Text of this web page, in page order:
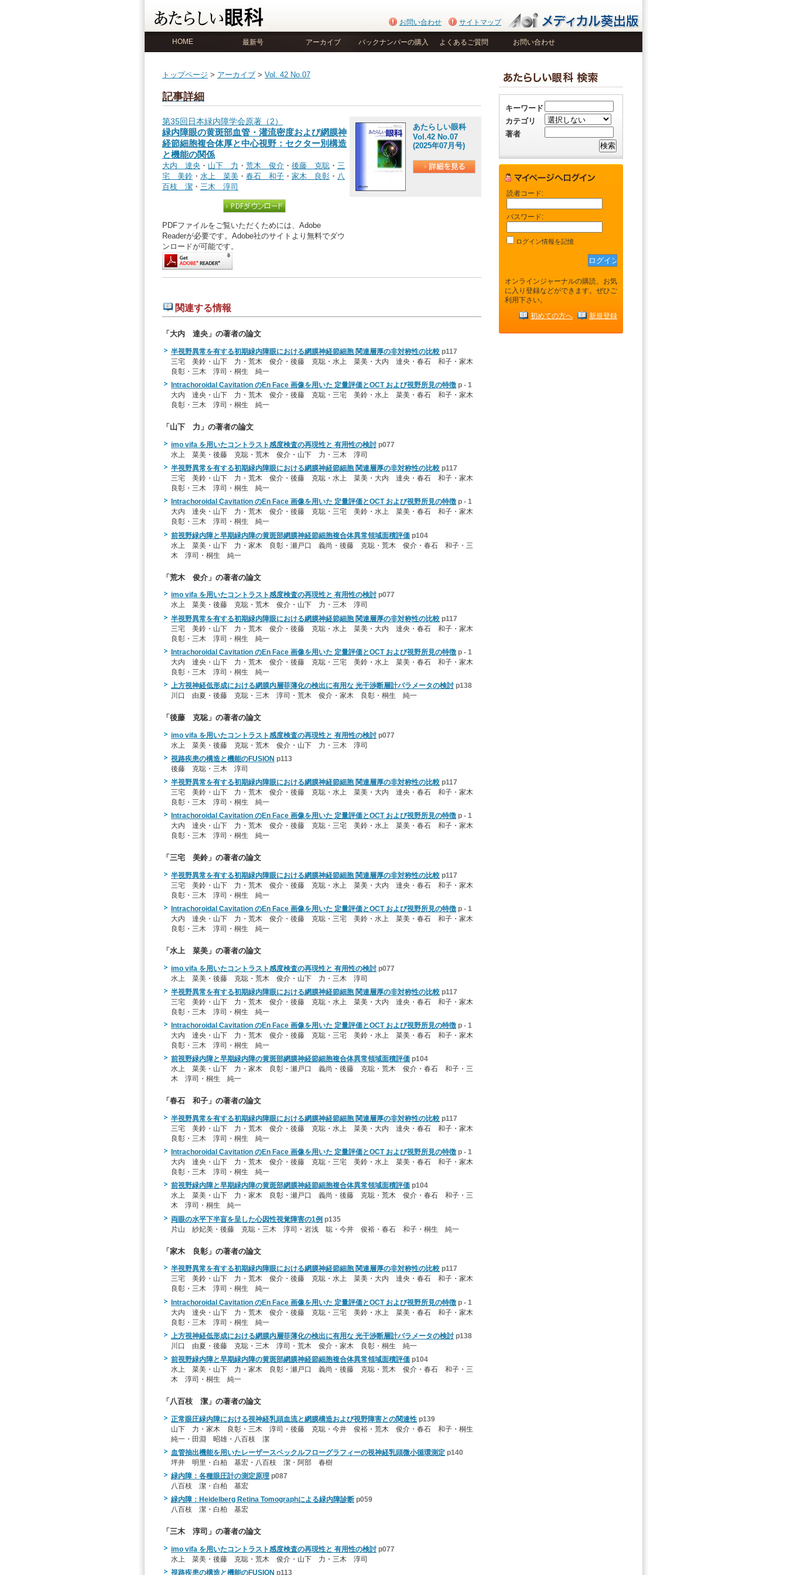
お問い合わせ サイトマップ
HOME 最新号 アーカイブ バックナンバーの購入 よくあるご質問 お問い合わせ
トップページ > アーカイブ > Vol. 42 No.07
記事詳細
あたらしい眼科
Vol.42 No.07
(2025年07月号)
第35回日本緑内障学会原著（2）
緑内障眼の黄斑部血管・灌流密度および網膜神
経節細胞複合体厚と中心視野：セクター別構造
と機能の関係
大内 達央 ・ 山下 力 ・ 荒木 俊介 ・ 後藤 克聡 ・ 三
宅 美鈴 ・ 水上 菜美 ・ 春石 和子 ・ 家木 良彰 ・ 八
百枝 潔 ・ 三木 淳司
PDFファイルをご覧いただくためには、Adobe
Readerが必要です。Adobe社のサイトより無料でダウ
ンロードが可能です。
関連する情報
「大内 達央」の著者の論文
半視野異常を有する初期緑内障眼における網膜神経節細胞 関連層厚の非対称性の比較 p117
三宅 美鈴・山下 力・荒木 俊介・後藤 克聡・水上 菜美・大内 達央・春石 和子・家木
良彰・三木 淳司・桐生 純一
Intrachoroidal Cavitation のEn Face 画像を用いた 定量評価とOCT および視野所見の特徴 p - 1
大内 達央・山下 力・荒木 俊介・後藤 克聡・三宅 美鈴・水上 菜美・春石 和子・家木
良彰・三木 淳司・桐生 純一
「山下 力」の著者の論文
imo vifa を用いたコントラスト感度検査の再現性と 有用性の検討 p077
水上 菜美・後藤 克聡・荒木 俊介・山下 力・三木 淳司
半視野異常を有する初期緑内障眼における網膜神経節細胞 関連層厚の非対称性の比較 p117
三宅 美鈴・山下 力・荒木 俊介・後藤 克聡・水上 菜美・大内 達央・春石 和子・家木
良彰・三木 淳司・桐生 純一
Intrachoroidal Cavitation のEn Face 画像を用いた 定量評価とOCT および視野所見の特徴 p - 1
大内 達央・山下 力・荒木 俊介・後藤 克聡・三宅 美鈴・水上 菜美・春石 和子・家木
良彰・三木 淳司・桐生 純一
前視野緑内障と早期緑内障の黄斑部網膜神経節細胞複合体異常領域面積評価 p104
水上 菜美・山下 力・家木 良彰・瀬戸口 義尚・後藤 克聡・荒木 俊介・春石 和子・三
木 淳司・桐生 純一
「荒木 俊介」の著者の論文
imo vifa を用いたコントラスト感度検査の再現性と 有用性の検討 p077
水上 菜美・後藤 克聡・荒木 俊介・山下 力・三木 淳司
半視野異常を有する初期緑内障眼における網膜神経節細胞 関連層厚の非対称性の比較 p117
三宅 美鈴・山下 力・荒木 俊介・後藤 克聡・水上 菜美・大内 達央・春石 和子・家木
良彰・三木 淳司・桐生 純一
Intrachoroidal Cavitation のEn Face 画像を用いた 定量評価とOCT および視野所見の特徴 p - 1
大内 達央・山下 力・荒木 俊介・後藤 克聡・三宅 美鈴・水上 菜美・春石 和子・家木
良彰・三木 淳司・桐生 純一
上方視神経低形成における網膜内層菲薄化の検出に有用な 光干渉断層計パラメータの検討 p138
川口 由夏・後藤 克聡・三木 淳司・荒木 俊介・家木 良彰・桐生 純一
「後藤 克聡」の著者の論文
imo vifa を用いたコントラスト感度検査の再現性と 有用性の検討 p077
水上 菜美・後藤 克聡・荒木 俊介・山下 力・三木 淳司
視路疾患の構造と機能のFUSION p113
後藤 克聡・三木 淳司
半視野異常を有する初期緑内障眼における網膜神経節細胞 関連層厚の非対称性の比較 p117
三宅 美鈴・山下 力・荒木 俊介・後藤 克聡・水上 菜美・大内 達央・春石 和子・家木
良彰・三木 淳司・桐生 純一
Intrachoroidal Cavitation のEn Face 画像を用いた 定量評価とOCT および視野所見の特徴 p - 1
大内 達央・山下 力・荒木 俊介・後藤 克聡・三宅 美鈴・水上 菜美・春石 和子・家木
良彰・三木 淳司・桐生 純一
「三宅 美鈴」の著者の論文
半視野異常を有する初期緑内障眼における網膜神経節細胞 関連層厚の非対称性の比較 p117
三宅 美鈴・山下 力・荒木 俊介・後藤 克聡・水上 菜美・大内 達央・春石 和子・家木
良彰・三木 淳司・桐生 純一
Intrachoroidal Cavitation のEn Face 画像を用いた 定量評価とOCT および視野所見の特徴 p - 1
大内 達央・山下 力・荒木 俊介・後藤 克聡・三宅 美鈴・水上 菜美・春石 和子・家木
良彰・三木 淳司・桐生 純一
「水上 菜美」の著者の論文
imo vifa を用いたコントラスト感度検査の再現性と 有用性の検討 p077
水上 菜美・後藤 克聡・荒木 俊介・山下 力・三木 淳司
半視野異常を有する初期緑内障眼における網膜神経節細胞 関連層厚の非対称性の比較 p117
三宅 美鈴・山下 力・荒木 俊介・後藤 克聡・水上 菜美・大内 達央・春石 和子・家木
良彰・三木 淳司・桐生 純一
Intrachoroidal Cavitation のEn Face 画像を用いた 定量評価とOCT および視野所見の特徴 p - 1
大内 達央・山下 力・荒木 俊介・後藤 克聡・三宅 美鈴・水上 菜美・春石 和子・家木
良彰・三木 淳司・桐生 純一
前視野緑内障と早期緑内障の黄斑部網膜神経節細胞複合体異常領域面積評価 p104
水上 菜美・山下 力・家木 良彰・瀬戸口 義尚・後藤 克聡・荒木 俊介・春石 和子・三
木 淳司・桐生 純一
「春石 和子」の著者の論文
半視野異常を有する初期緑内障眼における網膜神経節細胞 関連層厚の非対称性の比較 p117
三宅 美鈴・山下 力・荒木 俊介・後藤 克聡・水上 菜美・大内 達央・春石 和子・家木
良彰・三木 淳司・桐生 純一
Intrachoroidal Cavitation のEn Face 画像を用いた 定量評価とOCT および視野所見の特徴 p - 1
大内 達央・山下 力・荒木 俊介・後藤 克聡・三宅 美鈴・水上 菜美・春石 和子・家木
良彰・三木 淳司・桐生 純一
前視野緑内障と早期緑内障の黄斑部網膜神経節細胞複合体異常領域面積評価 p104
水上 菜美・山下 力・家木 良彰・瀬戸口 義尚・後藤 克聡・荒木 俊介・春石 和子・三
木 淳司・桐生 純一
両眼の水平下半盲を呈した心因性視覚障害の1例 p135
片山 紗妃美・後藤 克聡・三木 淳司・岩浅 聡・今井 俊裕・春石 和子・桐生 純一
「家木 良彰」の著者の論文
半視野異常を有する初期緑内障眼における網膜神経節細胞 関連層厚の非対称性の比較 p117
三宅 美鈴・山下 力・荒木 俊介・後藤 克聡・水上 菜美・大内 達央・春石 和子・家木
良彰・三木 淳司・桐生 純一
Intrachoroidal Cavitation のEn Face 画像を用いた 定量評価とOCT および視野所見の特徴 p - 1
大内 達央・山下 力・荒木 俊介・後藤 克聡・三宅 美鈴・水上 菜美・春石 和子・家木
良彰・三木 淳司・桐生 純一
上方視神経低形成における網膜内層菲薄化の検出に有用な 光干渉断層計パラメータの検討 p138
川口 由夏・後藤 克聡・三木 淳司・荒木 俊介・家木 良彰・桐生 純一
前視野緑内障と早期緑内障の黄斑部網膜神経節細胞複合体異常領域面積評価 p104
水上 菜美・山下 力・家木 良彰・瀬戸口 義尚・後藤 克聡・荒木 俊介・春石 和子・三
木 淳司・桐生 純一
「八百枝 潔」の著者の論文
正常眼圧緑内障における視神経乳頭血流と網膜構造および視野障害との関連性 p139
山下 力・家木 良彰・三木 淳司・後藤 克聡・今井 俊裕・荒木 俊介・春石 和子・桐生
純一・田淵 昭雄・八百枝 潔
血管抽出機能を用いたレーザースペックルフローグラフィーの視神経乳頭微小循環測定 p140
坪井 明里・白柏 基宏・八百枝 潔・阿部 春樹
緑内障：各種眼圧計の測定原理 p087
八百枝 潔・白柏 基宏
緑内障：Heidelberg Retina Tomographによる緑内障診断 p059
八百枝 潔・白柏 基宏
「三木 淳司」の著者の論文
imo vifa を用いたコントラスト感度検査の再現性と 有用性の検討 p077
水上 菜美・後藤 克聡・荒木 俊介・山下 力・三木 淳司
視路疾患の構造と機能のFUSION p113
キーワード
カテゴリ
著者
読者コード:
パスワード:
ログイン情報を記憶
オンラインジャーナルの購読、お気
に入り登録などができます。ぜひご
利用下さい。
初めての方へ 新規登録